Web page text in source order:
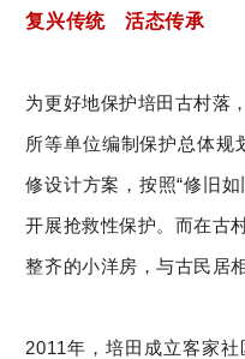
复兴传统 活态传承
为更好地保护培田古村落
所等单位编制保护总体规
修设计方案，按照“修旧
开展抢救性保护。而在古
整齐的小洋房，与古民居
2011年，培田成立客家